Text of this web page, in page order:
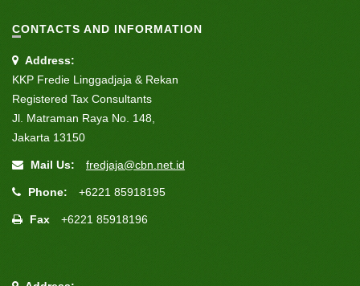
CONTACTS AND INFORMATION
Address:
KKP Fredie Linggadjaja & Rekan
Registered Tax Consultants
Jl. Matraman Raya No. 148,
Jakarta 13150
Mail Us: fredjaja@cbn.net.id
Phone: +6221 85918195
Fax +6221 85918196